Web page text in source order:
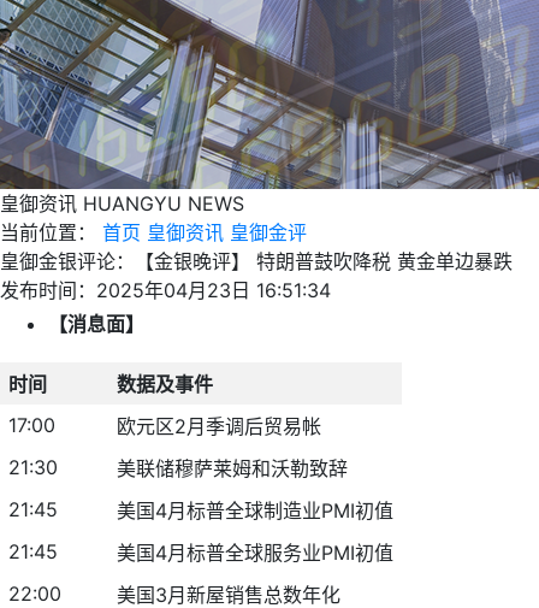
皇御资讯 HUANGYU NEWS
当前位置：
首页 皇御资讯 皇御金评
皇御金银评论：【金银晚评】 特朗普鼓吹降税 黄金单边暴跌
发布时间：2025年04月23日 16:51:34
【消息面】
时间
数据及事件
17:00
欧元区2月季调后贸易帐
21:30
美联储穆萨莱姆和沃勒致辞
21:45
美国4月标普全球制造业PMI初值
21:45
美国4月标普全球服务业PMI初值
22:00
美国3月新屋销售总数年化